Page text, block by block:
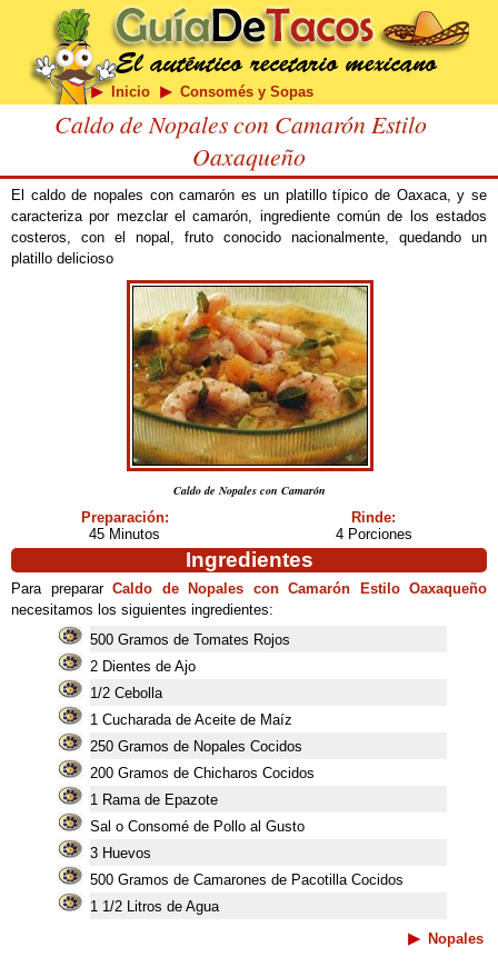
Inicio Consomés y Sopas
Caldo de Nopales con Camarón Estilo
Oaxaqueño
El caldo de nopales con camarón es un platillo típico de Oaxaca, y se
caracteriza por mezclar el camarón, ingrediente común de los estados
costeros, con el nopal, fruto conocido nacionalmente, quedando un
platillo delicioso
Caldo de Nopales con Camarón
Preparación:
45 Minutos
Rinde:
4 Porciones
Ingredientes
Para preparar Caldo de Nopales con Camarón Estilo Oaxaqueño
necesitamos los siguientes ingredientes:
500 Gramos de Tomates Rojos
2 Dientes de Ajo
1/2 Cebolla
1 Cucharada de Aceite de Maíz
250 Gramos de Nopales Cocidos
200 Gramos de Chicharos Cocidos
1 Rama de Epazote
Sal o Consomé de Pollo al Gusto
3 Huevos
500 Gramos de Camarones de Pacotilla Cocidos
1 1/2 Litros de Agua
Nopales